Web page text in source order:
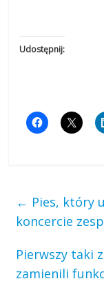
Udostępnij:
← Pies, który
koncercie
Pierwszy taki
zamienili